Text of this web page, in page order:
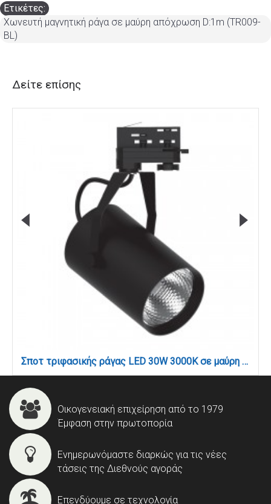
Ετικέτες:
Χωνευτή μαγνητική ράγα σε μαύρη απόχρωση D:1m (TR009-
BL)
Δείτε επίσης
Σποτ τριφασικής ράγας LED 30W 3000K σε μαύρη απόχρωση D:10cmX28cm (T00901-BL)
Οικογενειακή επιχείρηση από το 1979
Έμφαση στην πρωτοπορία
Ενημερωνόμαστε διαρκώς για τις νέες
τάσεις της Διεθνούς αγοράς
Επενδύουμε σε τεχνολογία